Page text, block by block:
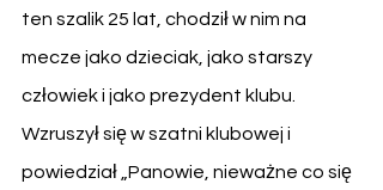
ten szalik 25 lat, chodził w nim na
mecze jako dzieciak, jako starszy
człowiek i jako prezydent klubu.
Wzruszył się w szatni klubowej i
powiedział „Panowie, nieważne co się